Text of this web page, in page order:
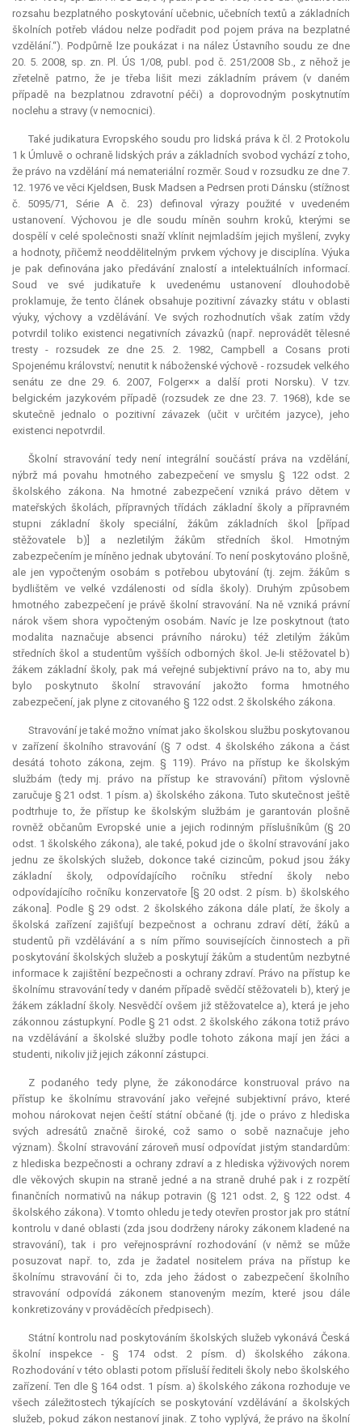
rozsahu bezplatného poskytování učebnic, učebních textů a základních
školních potřeb vládou nelze podřadit pod pojem práva na bezplatné
vzdělání.“). Podpůrně lze poukázat i na nález Ústavního soudu ze dne
20. 5. 2008, sp. zn. Pl. ÚS 1/08, publ. pod č. 251/2008 Sb., z něhož je
zřetelně patrno, že je třeba lišit mezi základním právem (v daném
případě na bezplatnou zdravotní péči) a doprovodným poskytnutím
noclehu a stravy (v nemocnici).
Také judikatura Evropského soudu pro lidská práva k čl. 2 Protokolu
1 k Úmluvě o ochraně lidských práv a základních svobod vychází z toho,
že právo na vzdělání má nemateriální rozměr. Soud v rozsudku ze dne 7.
12. 1976 ve věci Kjeldsen, Busk Madsen a Pedrsen proti Dánsku (stížnost
č. 5095/71, Série A č. 23) definoval výrazy použité v uvedeném
ustanovení. Výchovou je dle soudu míněn souhrn kroků, kterými se
dospělí v celé společnosti snaží vklínit nejmladším jejich myšlení, zvyky
a hodnoty, přičemž neoddělitelným prvkem výchovy je disciplína. Výuka
je pak definována jako předávání znalostí a intelektuálních informací.
Soud ve své judikatuře k uvedenému ustanovení dlouhodobě
proklamuje, že tento článek obsahuje pozitivní závazky státu v oblasti
výuky, výchovy a vzdělávání. Ve svých rozhodnutích však zatím vždy
potvrdil toliko existenci negativních závazků (např. neprovádět tělesné
tresty - rozsudek ze dne 25. 2. 1982, Campbell a Cosans proti
Spojenému království; nenutit k náboženské výchově - rozsudek velkého
senátu ze dne 29. 6. 2007, Folger×× a další proti Norsku). V tzv.
belgickém jazykovém případě (rozsudek ze dne 23. 7. 1968), kde se
skutečně jednalo o pozitivní závazek (učit v určitém jazyce), jeho
existenci nepotvrdil.
Školní stravování tedy není integrální součástí práva na vzdělání,
nýbrž má povahu hmotného zabezpečení ve smyslu § 122 odst. 2
školského zákona. Na hmotné zabezpečení vzniká právo dětem v
mateřských školách, přípravných třídách základní školy a přípravném
stupni základní školy speciální, žákům základních škol [případ
stěžovatele b)] a nezletilým žákům středních škol. Hmotným
zabezpečením je míněno jednak ubytování. To není poskytováno plošně,
ale jen vypočteným osobám s potřebou ubytování (tj. zejm. žákům s
bydlištěm ve velké vzdálenosti od sídla školy). Druhým způsobem
hmotného zabezpečení je právě školní stravování. Na ně vzniká právní
nárok všem shora vypočteným osobám. Navíc je lze poskytnout (tato
modalita naznačuje absenci právního nároku) též zletilým žákům
středních škol a studentům vyšších odborných škol. Je-li stěžovatel b)
žákem základní školy, pak má veřejné subjektivní právo na to, aby mu
bylo poskytnuto školní stravování jakožto forma hmotného
zabezpečení, jak plyne z citovaného § 122 odst. 2 školského zákona.
Stravování je také možno vnímat jako školskou službu poskytovanou
v zařízení školního stravování (§ 7 odst. 4 školského zákona a část
desátá tohoto zákona, zejm. § 119). Právo na přístup ke školským
službám (tedy mj. právo na přístup ke stravování) přitom výslovně
zaručuje § 21 odst. 1 písm. a) školského zákona. Tuto skutečnost ještě
podtrhuje to, že přístup ke školským službám je garantován plošně
rovněž občanům Evropské unie a jejich rodinným příslušníkům (§ 20
odst. 1 školského zákona), ale také, pokud jde o školní stravování jako
jednu ze školských služeb, dokonce také cizincům, pokud jsou žáky
základní školy, odpovídajícího ročníku střední školy nebo
odpovídajícího ročníku konzervatoře [§ 20 odst. 2 písm. b) školského
zákona]. Podle § 29 odst. 2 školského zákona dále platí, že školy a
školská zařízení zajišťují bezpečnost a ochranu zdraví dětí, žáků a
studentů při vzdělávání a s ním přímo souvisejících činnostech a při
poskytování školských služeb a poskytují žákům a studentům nezbytné
informace k zajištění bezpečnosti a ochrany zdraví. Právo na přístup ke
školnímu stravování tedy v daném případě svědčí stěžovateli b), který je
žákem základní školy. Nesvědčí ovšem již stěžovatelce a), která je jeho
zákonnou zástupkyní. Podle § 21 odst. 2 školského zákona totiž právo
na vzdělávání a školské služby podle tohoto zákona mají jen žáci a
studenti, nikoliv již jejich zákonní zástupci.
Z podaného tedy plyne, že zákonodárce konstruoval právo na
přístup ke školnímu stravování jako veřejné subjektivní právo, které
mohou nárokovat nejen čeští státní občané (tj. jde o právo z hlediska
svých adresátů značně široké, což samo o sobě naznačuje jeho
význam). Školní stravování zároveň musí odpovídat jistým standardům:
z hlediska bezpečnosti a ochrany zdraví a z hlediska výživových norem
dle věkových skupin na straně jedné a na straně druhé pak i z rozpětí
finančních normativů na nákup potravin (§ 121 odst. 2, § 122 odst. 4
školského zákona). V tomto ohledu je tedy otevřen prostor jak pro státní
kontrolu v dané oblasti (zda jsou dodrženy nároky zákonem kladené na
stravování), tak i pro veřejnosprávní rozhodování (v němž se může
posuzovat např. to, zda je žadatel nositelem práva na přístup ke
školnímu stravování či to, zda jeho žádost o zabezpečení školního
stravování odpovídá zákonem stanoveným mezím, které jsou dále
konkretizovány v prováděcích předpisech).
Státní kontrolu nad poskytováním školských služeb vykonává Česká
školní inspekce - § 174 odst. 2 písm. d) školského zákona.
Rozhodování v této oblasti potom přísluší řediteli školy nebo školského
zařízení. Ten dle § 164 odst. 1 písm. a) školského zákona rozhoduje ve
všech záležitostech týkajících se poskytování vzdělávání a školských
služeb, pokud zákon nestanoví jinak. Z toho vyplývá, že právo na školní